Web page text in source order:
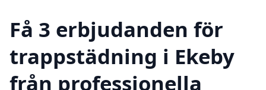
Få 3 erbjudanden för
trappstädning i Ekeby
från professionella